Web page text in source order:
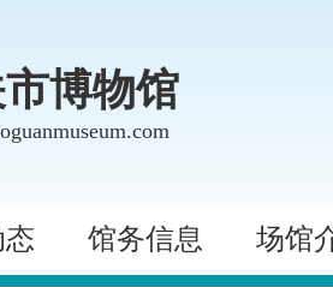
博物馆
馆务信息 场馆